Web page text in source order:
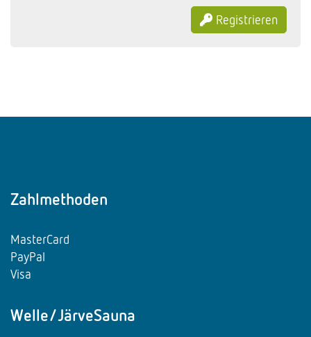
Registrieren
Zahlmethoden
MasterCard
PayPal
Visa
Welle/JärveSauna